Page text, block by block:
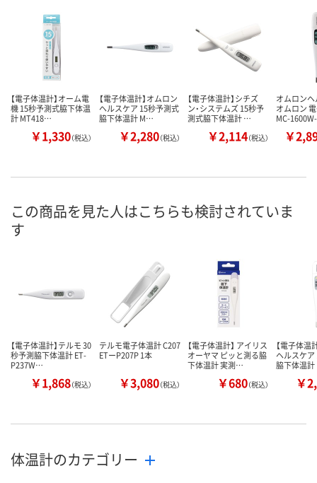
【電子体温計】オーム電
機 15秒予測式脇下体温
計 MT418…
￥1,330（税込）
【電子体温計】オムロン
ヘルスケア 15秒予測式
脇下体温計 M…
￥2,280（税込）
【電子体温計】シチズ
ン・システムズ 15秒予
測式脇下体温計 …
￥2,114（税込）
オムロン
オムロン
MC-
￥
この商品を見た人はこちらも検討されていま
す
【電子体温計】テルモ 30
秒予測脇下体温計 ET-
P237W…
￥1,868（税込）
テルモ電子体温計 C207
ETーP207P 1本
￥3,080（税込）
【電子体温計】 アイリス
オーヤマ ピッと測る脇
下体温計 実測…
￥680（税込）
【電子体温
ヘルスケ
脇下体温
￥
体温計のカテゴリー